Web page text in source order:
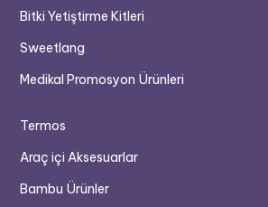
Bitki Yetiştirme Kitleri
Sweetlang
Medikal Promosyon Ürünleri
Termos
Araç içi Aksesuarlar
Bambu Ürünler